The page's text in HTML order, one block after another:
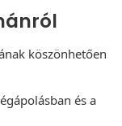
köszönhetően
és a